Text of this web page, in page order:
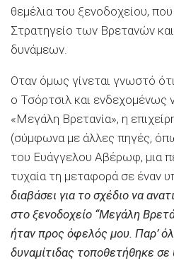
θεμέλια του ξενοδοχείου,
Στρατηγείο των Βρετανών
δυνάμεων.
Οταν όμως γίνεται γνωστό
ο Τσόρτσιλ και ενδεχομένως
«Μεγάλη Βρετανία», η
(σύμφωνα με άλλες πηγές,
του Ευάγγελου Αβέρωφ, μια
τυχαία τη μεταφορά σε έναν
διαβάσει για το σχέδιο να
στο ξενοδοχείο “Μεγάλη
ήταν προς όφελός μου. Παρ’
δυναμίτιδας τοποθετήθηκε